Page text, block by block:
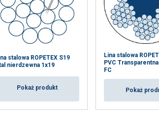
stalowa ROPETEX S19
nierdzewna 1x19
Pokaż produkt
Lina stalowa
PVC
FC
Pokaż